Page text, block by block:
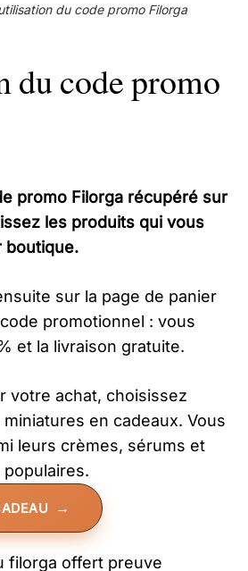
du code promo Filorga
code promo
promo Filorga récupéré sur
les produits qui vous
boutique.
sur la page de panier
promotionnel : vous
et la livraison gratuite.
votre achat, choisissez
en cadeaux. Vous
leurs crèmes, sérums et